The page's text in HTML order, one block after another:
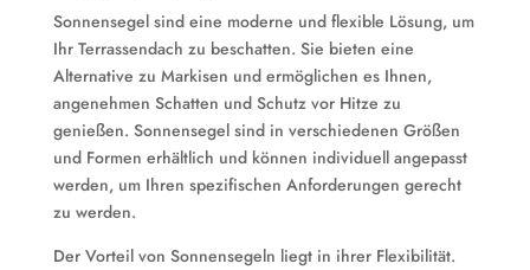
Sonnensegel sind eine moderne und flexible Lösung, um
Ihr Terrassendach zu beschatten. Sie bieten eine
Alternative zu Markisen und ermöglichen es Ihnen,
angenehmen Schatten und Schutz vor Hitze zu
genießen. Sonnensegel sind in verschiedenen Größen
und Formen erhältlich und können individuell angepasst
werden, um Ihren spezifischen Anforderungen gerecht
zu werden.
Der Vorteil von Sonnensegeln liegt in ihrer Flexibilität.